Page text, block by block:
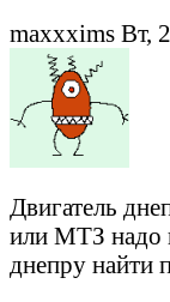
maxxxims Вт,
Двигатель
или МТЗ надо
днепру найти